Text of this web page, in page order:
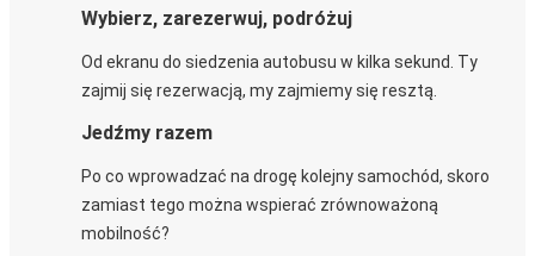
Wybierz, zarezerwuj, podróżuj
Od ekranu do siedzenia autobusu w kilka sekund. Ty
zajmij się rezerwacją, my zajmiemy się resztą.
Jedźmy razem
Po co wprowadzać na drogę kolejny samochód, skoro
zamiast tego można wspierać zrównoważoną
mobilność?